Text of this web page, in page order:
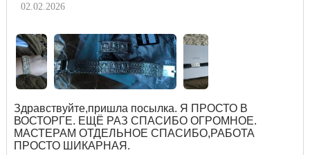
02.02.2026
Здравствуйте,пришла посылка. Я ПРОСТО В
ВОСТОРГЕ. ЕЩЁ РАЗ СПАСИБО ОГРОМНОЕ.
МАСТЕРАМ ОТДЕЛЬНОЕ СПАСИБО,РАБОТА
ПРОСТО ШИКАРНАЯ.